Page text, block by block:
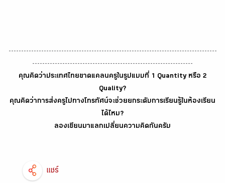
-----------------------------------------------------------------------------------
----------------------------------------------------------------
คุณคิดว่าประเทศไทยขาดแคลนครูในรูปแบบที่ 1 Quantity หรือ 2
Quality?
คุณคิดว่าการส่งครูไปทางโทรทัศน์จะช่วยยกระดับการเรียนรู้ในห้องเรียน
ได้ไหม?
ลองเขียนมาแลกเปลี่ยนความคิดกันครับ
แชร์